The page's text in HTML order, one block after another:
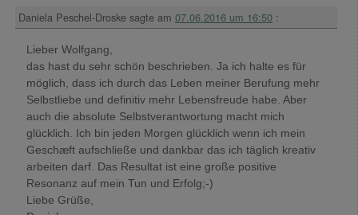
Daniela Peschel-Droske sagte am 07.06.2016 um 16:50 :
Lieber Wolfgang,
das hast du sehr schön beschrieben. Ja ich halte es für
möglich, dass ich durch das Leben meiner Berufung mehr
Selbstliebe und definitiv mehr Lebensfreude habe. Aber
auch die absolute Selbstverantwortung macht mich
glücklich. Ich bin jeden Morgen glücklich wenn ich mein
Geschæft aufschließe und dankbar das ich täglich kreativ
arbeiten darf. Das Resultat ist eine große positive
Resonanz auf mein Tun und Erfolg;-)
Liebe Grüße,